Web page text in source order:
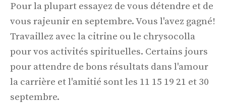
Pour la plupart essayez de vous détendre et de
vous rajeunir en septembre. Vous l'avez gagné!
Travaillez avec la citrine ou le chrysocolla
pour vos activités spirituelles. Certains jours
pour attendre de bons résultats dans l'amour
la carrière et l'amitié sont les 11 15 19 21 et 30
septembre.